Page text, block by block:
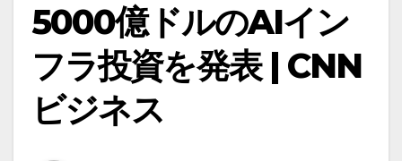
5000億ドルのAIイン
フラ投資を発表 | CNN
ビジネス